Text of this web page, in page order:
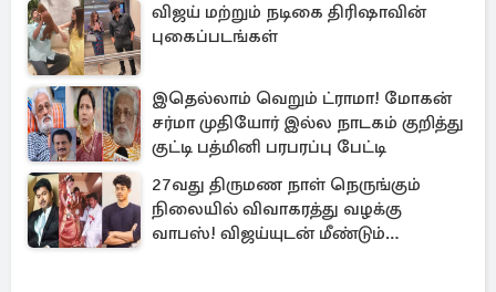
விஜய் மற்றும் நடிகை திரிஷாவின்
புகைப்படங்கள்
இதெல்லாம் வெறும் ட்ராமா! மோகன்
சர்மா முதியோர் இல்ல நாடகம் குறித்து
குட்டி பத்மினி பரபரப்பு பேட்டி
27வது திருமண நாள் நெருங்கும்
நிலையில் விவாகரத்து வழக்கு
வாபஸ்! விஜய்யுடன் மீண்டும்